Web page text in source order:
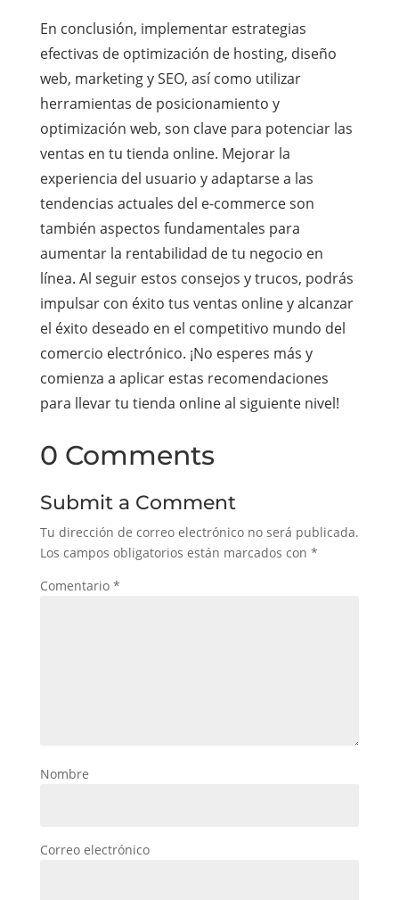
En conclusión, implementar estrategias
efectivas de optimización de hosting, diseño
web, marketing y SEO, así como utilizar
herramientas de posicionamiento y
optimización web, son clave para potenciar las
ventas en tu tienda online. Mejorar la
experiencia del usuario y adaptarse a las
tendencias actuales del e-commerce son
también aspectos fundamentales para
aumentar la rentabilidad de tu negocio en
línea. Al seguir estos consejos y trucos, podrás
impulsar con éxito tus ventas online y alcanzar
el éxito deseado en el competitivo mundo del
comercio electrónico. ¡No esperes más y
comienza a aplicar estas recomendaciones
para llevar tu tienda online al siguiente nivel!
0 Comments
Submit a Comment
Tu dirección de correo electrónico no será publicada.
Los campos obligatorios están marcados con *
Comentario *
Nombre
Correo electrónico